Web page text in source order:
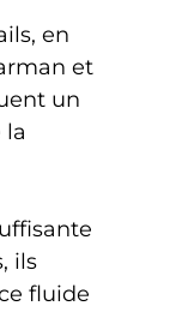
en
et
un
la
ils
fluide